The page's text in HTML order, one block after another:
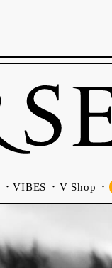
VIBES V Shop